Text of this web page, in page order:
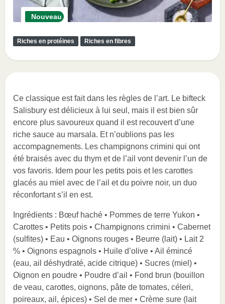
Nouveau
Riches en protéines Riches en fibres
Ce classique est fait dans les règles de l’art. Le bifteck
Salisbury est délicieux à lui seul, mais il est bien sûr
encore plus savoureux quand il est recouvert d’une
riche sauce au marsala. Et n’oublions pas les
accompagnements. Les champignons crimini qui ont
été braisés avec du thym et de l’ail vont devenir l’un de
vos favoris. Idem pour les petits pois et les carottes
glacés au miel avec de l’ail et du poivre noir, un duo
réconfortant s’il en est.
Ingrédients : Bœuf haché • Pommes de terre Yukon •
Carottes • Petits pois • Champignons crimini • Cabernet
(sulfites) • Eau • Oignons rouges • Beurre (lait) • Lait 2
% • Oignons espagnols • Huile d’olive • Ail émincé
(eau, ail déshydraté, acide citrique) • Sucres (miel) •
Oignon en poudre • Poudre d’ail • Fond brun (bouillon
de veau, carottes, oignons, pâte de tomates, céleri,
poireaux, ail, épices) • Sel de mer • Crème sure (lait